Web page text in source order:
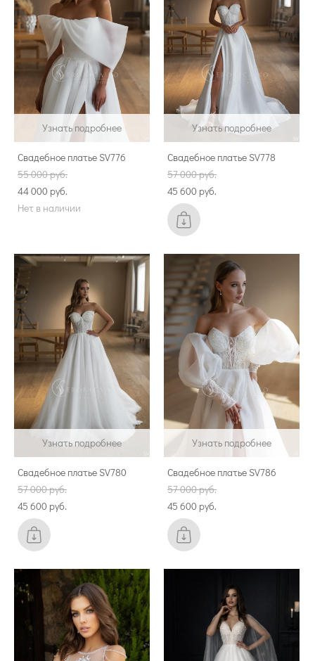
Узнать подробнее
Свадебное платье SV776
55 000 pуб.
44 000 pуб.
Нет в наличии
Узнать подробнее
Свадебное платье SV778
57 000 pуб.
45 600 pуб.
Узнать подробнее
Свадебное платье SV780
57 000 pуб.
45 600 pуб.
Узнать подробнее
Свадебное платье SV786
57 000 pуб.
45 600 pуб.